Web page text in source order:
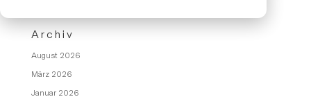
Archiv
August 2026
März 2026
Januar 2026